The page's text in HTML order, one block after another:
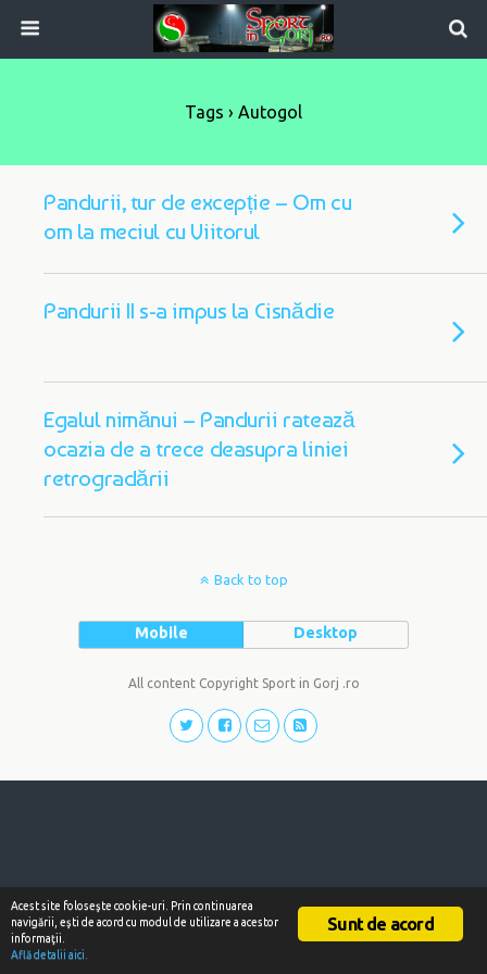
Tags › Autogol
Pandurii, tur de excepție – Om cu
om la meciul cu Viitorul
Pandurii II s-a impus la Cisnădie
Egalul nimănui – Pandurii ratează
ocazia de a trece deasupra liniei
retrogradării
Back to top
Mobile Desktop
All content Copyright Sport in Gorj .ro
Sunt de acord
Acest site foloseşte cookie-uri. Prin continuarea
navigării, eşti de acord cu modul de utilizare a acestor
informaţii.
Află detalii aici.